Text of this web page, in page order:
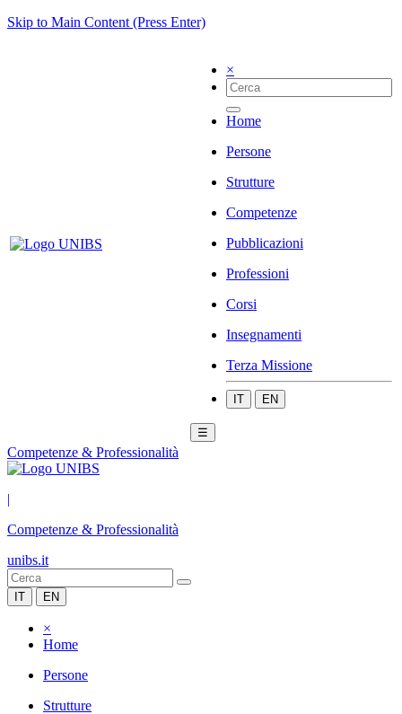
Skip to Main Content (Press Enter)
×
Home
Persone
Strutture
Competenze
Pubblicazioni
Professioni
Corsi
Insegnamenti
Terza Missione
IT EN
☰
Competenze & Professionalità
|
Competenze & Professionalità
unibs.it
IT EN
×
Home
Persone
Strutture